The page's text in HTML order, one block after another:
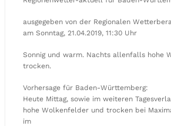
ausgegeben von der Regionalen
am Sonntag, 21.04.2019, 11:30 Uhr
Sonnig und warm. Nachts allenfalls hohe
trocken.
Vorhersage für Baden-Württemberg:
Heute Mittag, sowie im weiteren
hohe Wolkenfelder und trocken bei
im